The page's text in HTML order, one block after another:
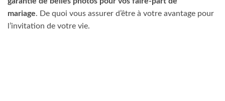
mariage. De quoi vous assurer d’être à votre avantage pour
l’invitation de votre vie.